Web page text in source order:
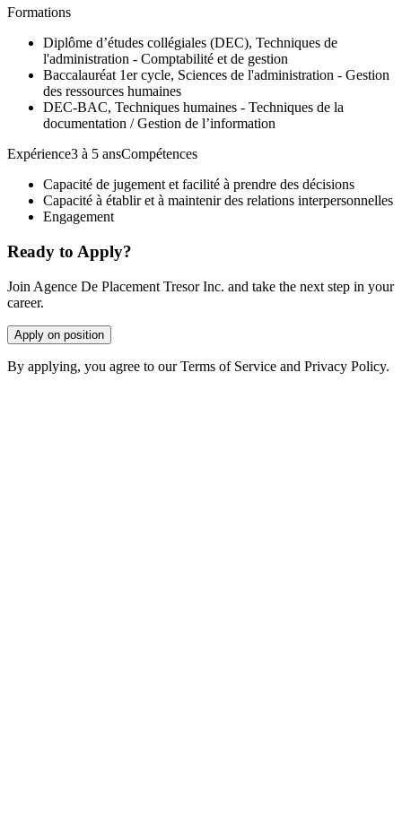
Formations
Diplôme d’études collégiales (DEC), Techniques de
l'administration - Comptabilité et de gestion
Baccalauréat 1er cycle, Sciences de l'administration - Gestion
des ressources humaines
DEC-BAC, Techniques humaines - Techniques de la
documentation / Gestion de l’information
Expérience3 à 5 ansCompétences
Capacité de jugement et facilité à prendre des décisions
Capacité à établir et à maintenir des relations interpersonnelles
Engagement
Ready to Apply?
Join Agence De Placement Tresor Inc. and take the next step in your
career.
Apply on position
By applying, you agree to our Terms of Service and Privacy Policy.